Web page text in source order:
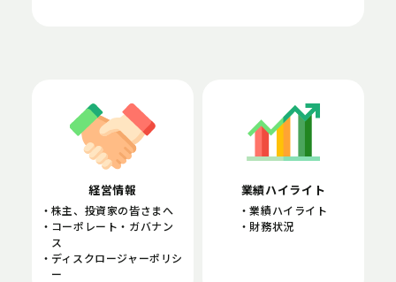
経営情報
株主、投資家の皆さまへ
コーポレート・ガバナン
ス
ディスクロージャーポリシ
ー
業績ハイライト
業績ハイライト
財務状況